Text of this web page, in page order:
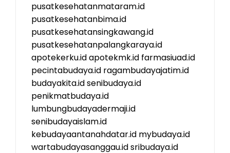
pusatkesehatanmataram.id
pusatkesehatanbima.id
pusatkesehatansingkawang.id
pusatkesehatanpalangkaraya.id
apotekerku.idapotekmk.id farmasiuad.id
pecintabudaya.id ragambudayajatim.id
budayakita.idsenibudaya.id
penikmatbudaya.id
lumbungbudayadermaji.id
senibudayaislam.id
kebudayaantanahdatar.id mybudaya.id
wartabudayasanggau.idsribudaya.id